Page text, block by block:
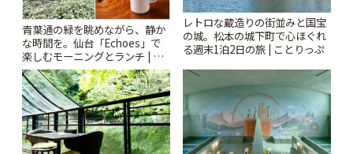
青葉通の緑を眺めながら、静か
な時間を。仙台「Echoes」で
楽しむモーニングとランチ | こ
とりっぷ
レトロな蔵造りの街並みと国宝
の城。松本の城下町で心ほぐれ
る週末1泊2日の旅 | ことりっぷ